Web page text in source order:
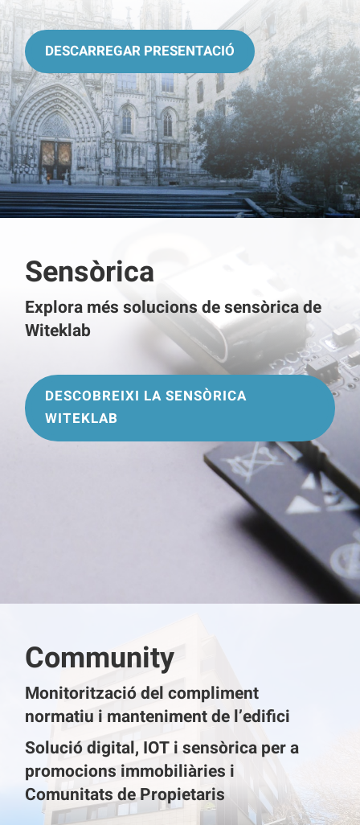
DESCARREGAR PRESENTACIÓ
Sensòrica
Explora més solucions de sensòrica de
Witeklab
DESCOBREIXI LA SENSÒRICA
WITEKLAB
Community
Monitorització del compliment
normatiu i manteniment de l’edifici
Solució digital, IOT i sensòrica per a
promocions immobiliàries i
Comunitats de Propietaris